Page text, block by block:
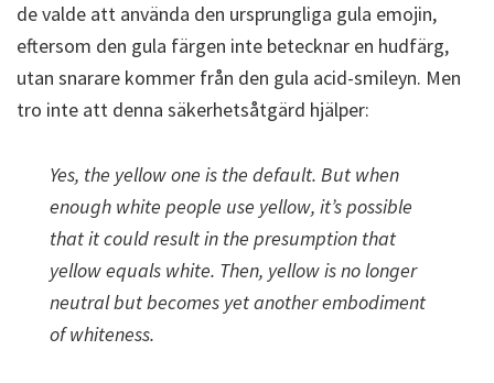
de valde att använda den ursprungliga gula emojin,
eftersom den gula färgen inte betecknar en hudfärg,
utan snarare kommer från den gula acid-smileyn. Men
tro inte att denna säkerhetsåtgärd hjälper:
Yes, the yellow one is the default. But when
enough white people use yellow, it’s possible
that it could result in the presumption that
yellow equals white. Then, yellow is no longer
neutral but becomes yet another embodiment
of whiteness.